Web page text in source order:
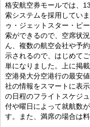
格安航空券モールでは、
索システムを採用してい
ゥ・ジェットスター・ピ
索ができるので、空席状
ん、複数の航空会社や予
示されるので、はじめて
単になりました。上に掲
空港発大分空港行の最安
社の情報をスマートに表
の日程のフライトスケジ
付や曜日によって就航数
す。また、満席の場合は